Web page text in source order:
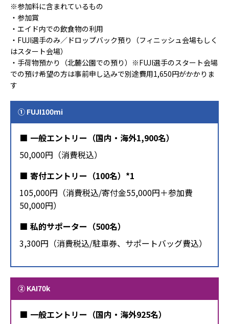
※参加料に含まれているもの
・参加賞
・エイド内での飲食物の利用
・FUJI選手のみ／ドロップバック預り（フィニッシュ会場もしく
はスタート会場）
・手荷物預かり（北麓公園での預り）※FUJI選手のスタート会場
での預け希望の方は事前申し込みで別途費用1,650円がかかりま
す
① FUJI100mi
一般エントリー（国内・海外1,900名）
50,000円（消費税込）
寄付エントリー（100名）*1
105,000円（消費税込/寄付金55,000円＋参加費
50,000円）
私的サポーター（500名）
3,300円（消費税込/駐車券、サポートバッグ費込）
② KAI70k
一般エントリー（国内・海外925名）